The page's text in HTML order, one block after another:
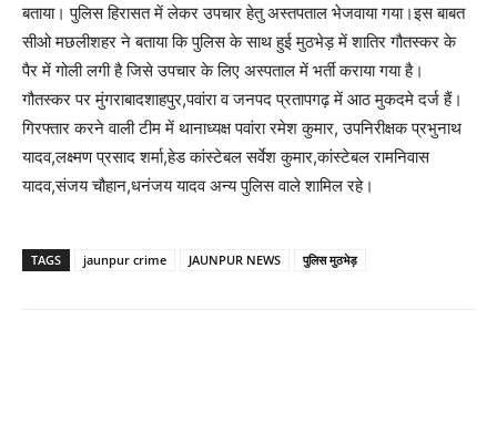
बताया। पुलिस हिरासत में लेकर उपचार हेतु अस्तपताल भेजवाया गया।इस बाबत
सीओ मछलीशहर ने बताया कि पुलिस के साथ हुई मुठभेड़ में शातिर गौतस्कर के
पैर में गोली लगी है जिसे उपचार के लिए अस्पताल में भर्ती कराया गया है।
गौतस्कर पर मुंगराबादशाहपुर,पवांरा व जनपद प्रतापगढ़ में आठ मुकदमे दर्ज हैं।
गिरफ्तार करने वाली टीम में थानाध्यक्ष पवांरा रमेश कुमार, उपनिरीक्षक प्रभुनाथ
यादव,लक्ष्मण प्रसाद शर्मा,हेड कांस्टेबल सर्वेश कुमार,कांस्टेबल रामनिवास
यादव,संजय चौहान,धनंजय यादव अन्य पुलिस वाले शामिल रहे।
TAGS jaunpur crime JAUNPUR NEWS पुलिस मुठभेड़